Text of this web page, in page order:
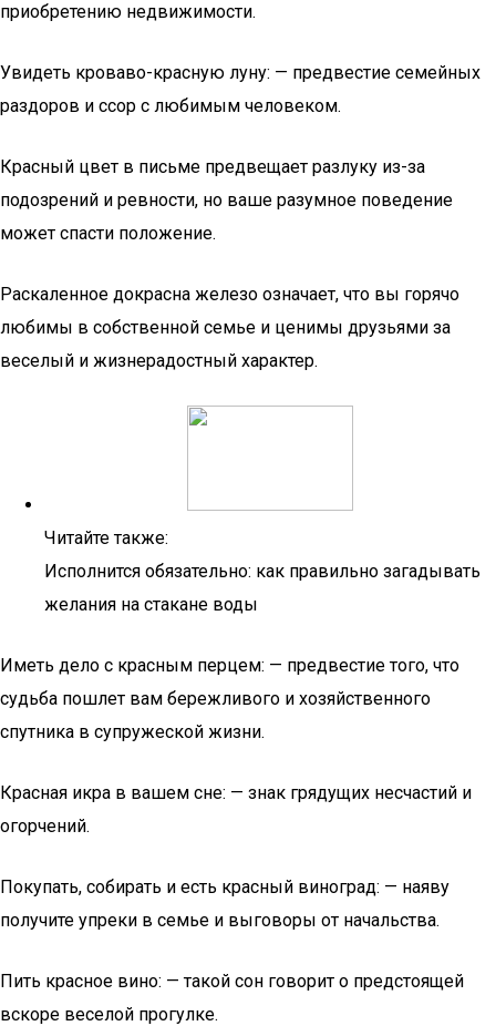
приобретению недвижимости.
Увидеть кроваво-красную луну: — предвестие семейных
раздоров и ссор с любимым человеком.
Красный цвет в письме предвещает разлуку из-за
подозрений и ревности, но ваше разумное поведение
может спасти положение.
Раскаленное докрасна железо означает, что вы горячо
любимы в собственной семье и ценимы друзьями за
веселый и жизнерадостный характер.
Читайте также:
Исполнится обязательно: как правильно загадывать
желания на стакане воды
Иметь дело с красным перцем: — предвестие того, что
судьба пошлет вам бережливого и хозяйственного
спутника в супружеской жизни.
Красная икра в вашем сне: — знак грядущих несчастий и
огорчений.
Покупать, собирать и есть красный виноград: — наяву
получите упреки в семье и выговоры от начальства.
Пить красное вино: — такой сон говорит о предстоящей
вскоре веселой прогулке.